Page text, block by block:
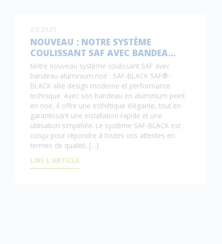
03/2025
NOUVEAU : NOTRE SYSTÈME
COULISSANT SAF AVEC BANDEA…
Notre nouveau système coulissant SAF avec
bandeau aluminium noir : SAF-BLACK SAF®-
BLACK allie design moderne et performance
technique. Avec son bandeau en aluminium peint
en noir, il offre une esthétique élégante, tout en
garantissant une installation rapide et une
utilisation simplifiée. Le système SAF-BLACK est
conçu pour répondre à toutes vos attentes en
termes de qualité, […]
LIRE L'ARTICLE